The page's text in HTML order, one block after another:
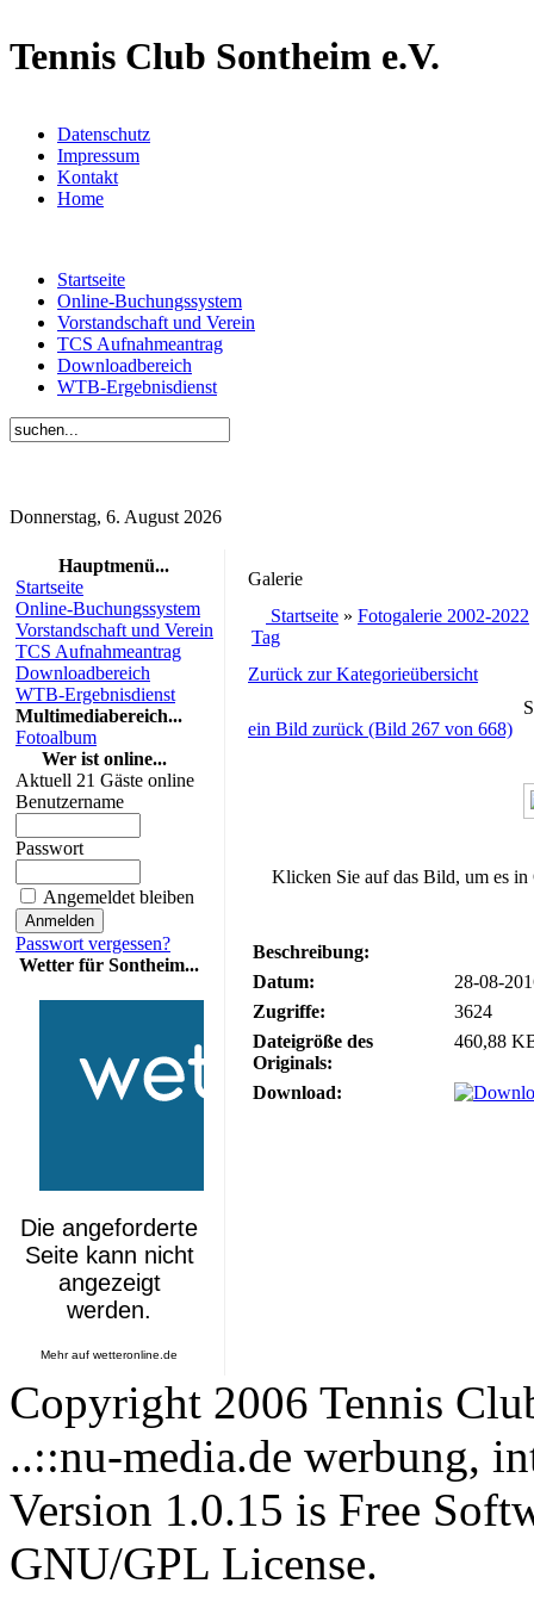
Tennis Club Sontheim e.V.
Datenschutz
Impressum
Kontakt
Home
Startseite
Online-Buchungssystem
Vorstandschaft und Verein
TCS Aufnahmeantrag
Downloadbereich
WTB-Ergebnisdienst
Donnerstag, 6. August 2026
Hauptmenü...
Startseite
Online-Buchungssystem
Vorstandschaft und Verein
TCS Aufnahmeantrag
Downloadbereich
WTB-Ergebnisdienst
Multimediabereich...
Fotoalbum
Wer ist online...
Aktuell 21 Gäste online
Benutzername
Passwort
Angemeldet bleiben
Passwort vergessen?
Wetter für Sontheim...
Mehr aufwetteronline.de
Galerie
Startseite » Fotogalerie 2002-2022
Tag
Zurück zur Kategorieübersicht
ein Bild zurück (Bild 267 von 668)
Klicken Sie auf das Bild, um es in
Beschreibung:
Datum:
28-08-
Zugriffe:
3624
Dateigröße des
Originals:
460,88
Download:
Copyright 2006 Tennis
..::nu-media.de werbung,
Version 1.0.15 is Free
GNU/GPL License.